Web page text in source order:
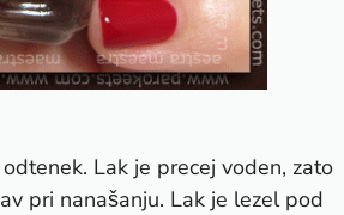
Lak je precej voden, zato
pri nanašanju. Lak je lezel pod